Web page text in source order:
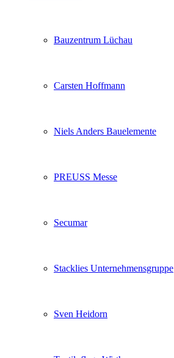
Bauzentrum Lüchau
Carsten Hoffmann
Niels Anders Bauelemente
PREUSS Messe
Secumar
Stacklies Unternehmensgruppe
Sven Heidorn